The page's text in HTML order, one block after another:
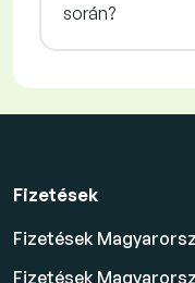
során?
Fizetések
Fizetések
Fizetések